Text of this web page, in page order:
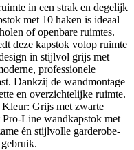
in een strak en degelijk
met 10 haken is ideaal
of openbare ruimtes.
deze kapstok volop ruimte
in stijlvol grijs met
professionele
Dankzij de wandmontage
en overzichtelijke ruimte.
Grijs met zwarte
Line wandkapstok met
én stijlvolle garderobe-